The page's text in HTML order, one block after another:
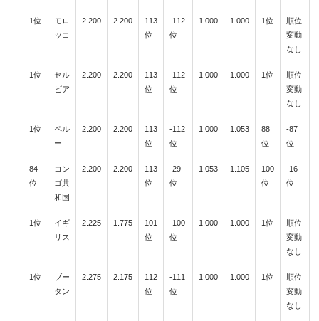
1位
モロ
ッコ
2.200 2.200
113
位
-112
位
1.000 1.000 1位
順位
変動
なし
1位
セル
ビア
2.200 2.200
113
位
-112
位
1.000 1.000 1位
順位
変動
なし
1位
ペル
ー
2.200 2.200
113
位
-112
位
1.000 1.053
88
位
-87
位
84
位
コン
ゴ共
和国
2.200 2.200
113
位
-29
位
1.053 1.105
100
位
-16
位
1位
イギ
リス
2.225 1.775
101
位
-100
位
1.000 1.000 1位
順位
変動
なし
1位
ブー
タン
2.275 2.175
112
位
-111
位
1.000 1.000 1位
順位
変動
なし